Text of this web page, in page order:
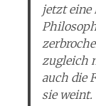
jetzt eine
zugleich
auch die
sie weint.